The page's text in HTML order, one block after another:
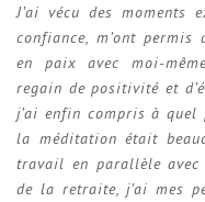
J’ai vécu des moments
confiance, m’ont
en paix avec moi-
regain de positivité et
j’ai enfin compris à
la méditation était
travail en parallèle
de la retraite, j’ai mes